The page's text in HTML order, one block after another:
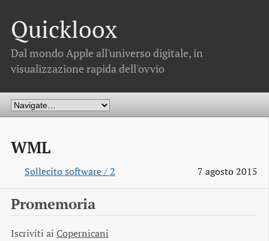
Quickloox
Dal mondo Apple all'universo digitale, in
visualizzazione rapida dell'ovvio
WML
Sollecito software / 2 7 agosto 2015
Promemoria
Iscriviti ai Copernicani